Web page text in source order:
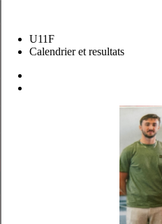
U11F
Calendrier et resultats